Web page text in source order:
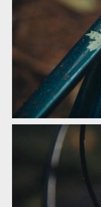
Novinka: Zcela nový
Novinka: Zcela nový
Novinka: Zcela nový